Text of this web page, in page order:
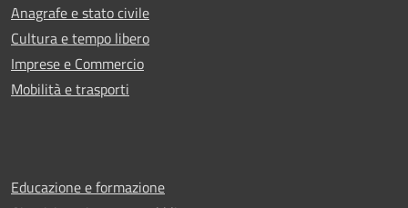
Anagrafe e stato civile
Cultura e tempo libero
Imprese e Commercio
Mobilità e trasporti
Educazione e formazione